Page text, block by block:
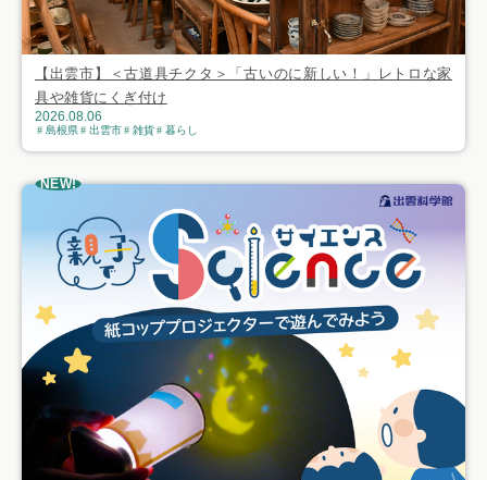
【出雲市】＜古道具チクタ＞「古いのに新しい！」レトロな家
具や雑貨にくぎ付け
2026.08.06
島根県 出雲市 雑貨 暮らし
NEW!